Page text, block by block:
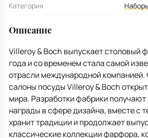
Категория
Описание
Villeroy & Boch выпускает столовый
года и со временем стала самой
отрасли международной
салоны посуды Villeroy & Boch
мира. Разработки фабрики
награды в сфере дизайна, вместе с
хранит традиции и продолжает
классические коллекции фарфора,